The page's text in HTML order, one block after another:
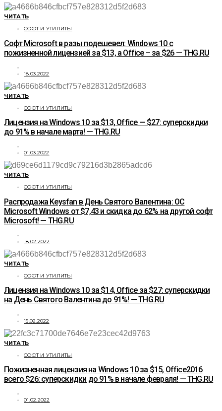
ЧИТАТЬ
СОФТ И УТИЛИТЫ
Софт Microsoft в разы подешевел: Windows 10 с
пожизненной лицензией за $13, а Office – за $26 — THG.RU
18.03.2022
ЧИТАТЬ
СОФТ И УТИЛИТЫ
Лицензия на Windows 10 за $13, Office — $27: суперскидки
до 91% в начале марта! — THG.RU
01.03.2022
ЧИТАТЬ
СОФТ И УТИЛИТЫ
Распродажа Keysfan в День Святого Валентина: ОС
Microsoft Windows от $7,43 и скидка до 62% на другой софт
Microsoft! — THG.RU
18.02.2022
ЧИТАТЬ
СОФТ И УТИЛИТЫ
Лицензия на Windows 10 за $14, Office за $27: суперскидки
на День Святого Валентина до 91%! — THG.RU
15.02.2022
ЧИТАТЬ
СОФТ И УТИЛИТЫ
Пожизненная лицензия на Windows 10 за $15, Office2016
всего $26: суперскидки до 91% в начале февраля! — THG.RU
01.02.2022